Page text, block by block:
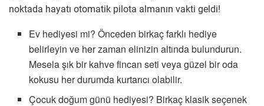
noktada hayatı otomatik pilota almanın vakti geldi!
Ev hediyesi mi? Önceden birkaç farklı hediye
belirleyin ve her zaman elinizin altında bulundurun.
Mesela şık bir kahve fincan seti veya güzel bir oda
kokusu her durumda kurtarıcı olabilir.
Çocuk doğum günü hediyesi? Birkaç klasik seçenek